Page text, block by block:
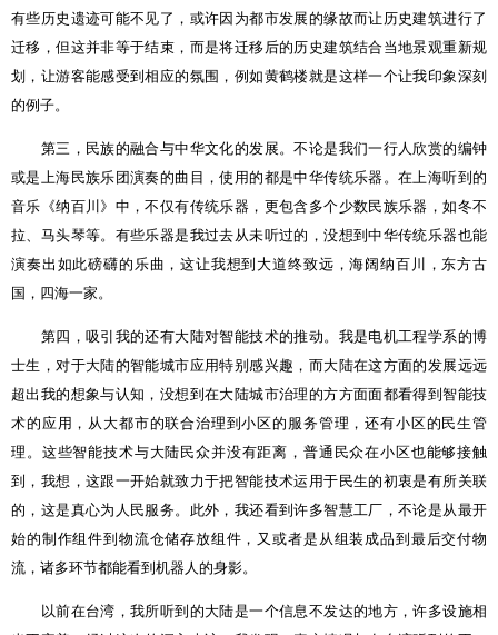
有些历史遗迹可能不见了，或许因为都市发展的缘故而让历史建筑进行了
迁移，但这并非等于结束，而是将迁移后的历史建筑结合当地景观重新规
划，让游客能感受到相应的氛围，例如黄鹤楼就是这样一个让我印象深刻
的例子。
第三，民族的融合与中华文化的发展。不论是我们一行人欣赏的编钟
或是上海民族乐团演奏的曲目，使用的都是中华传统乐器。在上海听到的
音乐《纳百川》中，不仅有传统乐器，更包含多个少数民族乐器，如冬不
拉、马头琴等。 有些乐器是我过去从未听过的，没想到中华传统乐器也能
演奏出如此磅礴的乐曲，这让我想到大道终致远，海阔纳百川，东方古
国，四海一家。
第四，吸引我的还有大陆对智能技术的推动。我是电机工程学系的博
士生，对于大陆的智能城市应用特别感兴趣，而大陆在这方面的发展远远
超出我的想象与认知，没想到在大陆城市治理的方方面面都看得到智能技
术的应用，从大都市的联合治理到小区的服务管理，还有小区的民生管
理。 这些智能技术与大陆民众并没有距离，普通民众在小区也能够接触
到，我想，这跟一开始就致力于把智能技术运用于民生的初衷是有所关联
的，这是真心为人民服务。 此外，我还看到许多智慧工厂，不论是从最开
始的制作组件到物流仓储存放组件，又或者是从组装成品到最后交付物
流，诸多环节都能看到机器人的身影。
以前在台湾，我所听到的大陆是一个信息不发达的地方，许多设施相